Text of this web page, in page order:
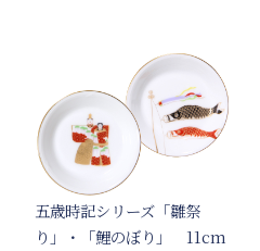
五歳時記シリーズ「雛祭
り」・「鯉のぼり」 11cm